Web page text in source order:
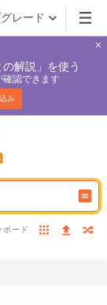
レード
解説」を使う
認できます
み
ボード